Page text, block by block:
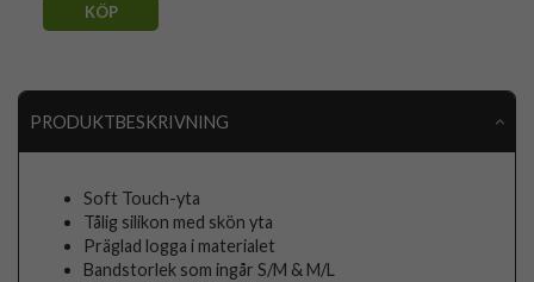
KÖP
PRODUKTBESKRIVNING
Soft Touch-yta
Tålig silikon med skön yta
Präglad logga i materialet
Bandstorlek som ingår S/M & M/L